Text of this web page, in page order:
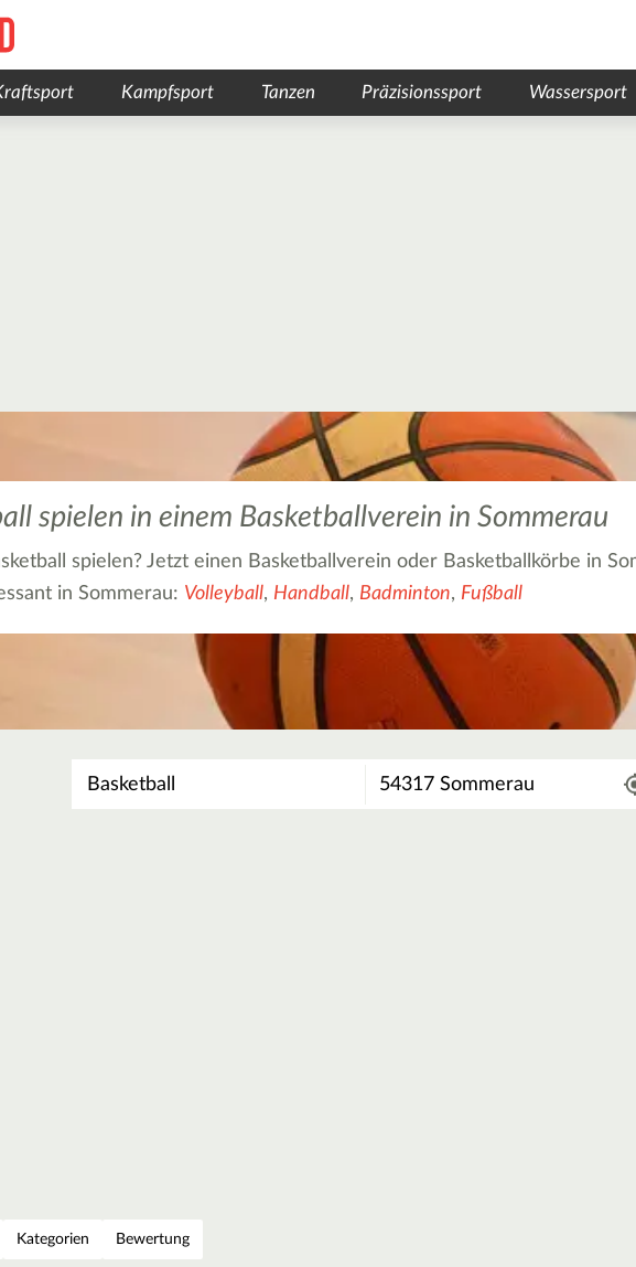
Kampfsport Tanzen Präzisionssport Wassersport
spielen in einem Basketballverein in Sommerau
spielen? Jetzt einen Basketballverein oder Basketballkörbe in
in Sommerau: Volleyball, Handball, Badminton, Fußball
Kategorien Bewertung